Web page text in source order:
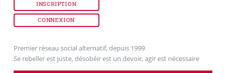
INSCRIPTION
CONNEXION
Premier réseau social alternatif, depuis 1999
Se rebeller est juste, désobéir est un devoir, agir est nécessaire